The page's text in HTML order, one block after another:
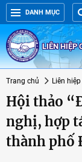
DANH MỤC
LIÊN HIỆP
Trang chủ Liên
Hội thảo
nghị, hợp
thành phố